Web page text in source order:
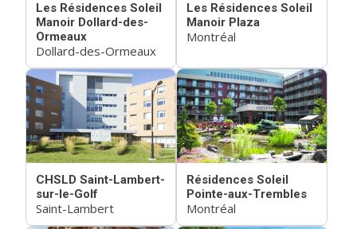
Les Résidences Soleil
Manoir Dollard-des-
Ormeaux
Dollard-des-Ormeaux
Les Résidences Soleil
Manoir Plaza
Montréal
CHSLD Saint-Lambert-
sur-le-Golf
Saint-Lambert
Résidences Soleil
Pointe-aux-Trembles
Montréal